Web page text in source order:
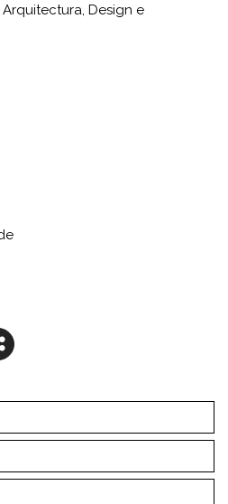
Arquitectura, Design e